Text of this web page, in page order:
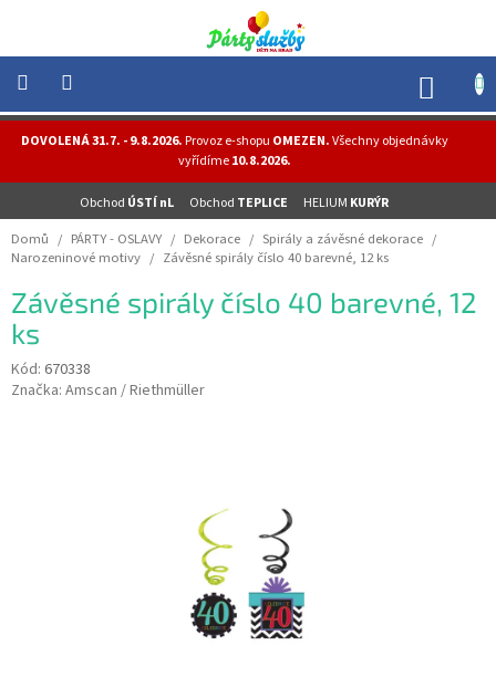
obsah
DOVOLENÁ 31.7. - 9.8.2026.Provoz e-shopu OMEZEN.Všechny objednávky
vyřídíme10.8.2026.
Obchod ÚSTÍ nL Obchod TEPLICE HELIUM KURÝR
NOVINKY
HELIUM
-
OSLAVY
MASKY
-
KOSTÝMY
Domů / PÁRTY - OSLAVY / Dekorace / Spirály a závěsné dekorace /
Narozeninové motivy / Závěsné spirály číslo 40 barevné, 12 ks
Závěsné spirály číslo 40 barevné, 12
ks
Kód: 670338
Značka: Amscan / Riethmüller